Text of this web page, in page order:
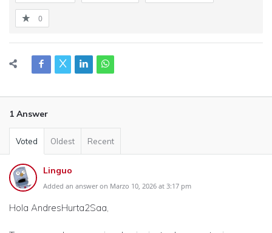
0
1 Answer
Voted Oldest Recent
Linguo
Added an answer on Marzo 10, 2026 at 3:17 pm
Hola AndresHurta2Saa,